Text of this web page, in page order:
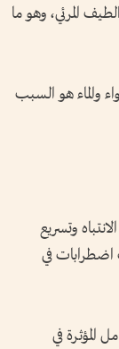
المرئي، وهو ما
والماء هو السبب
وتسريع
اضطرابات في
المؤثرة في